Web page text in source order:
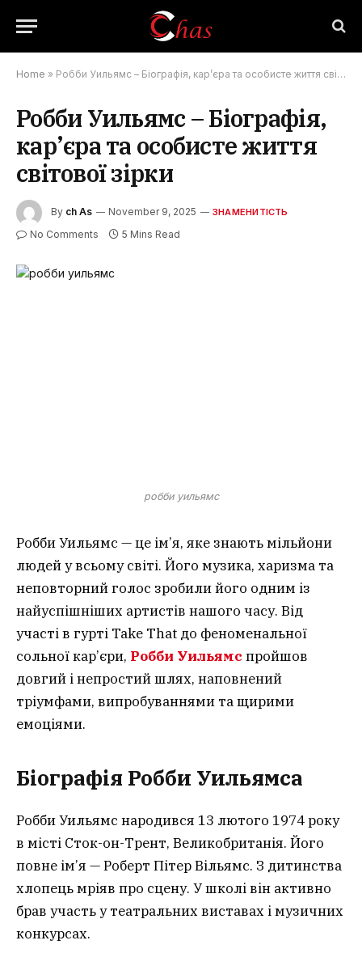
Home » Робби Уильямс – Біографія, кар’єра та особисте життя світової зірки
Робби Уильямс – Біографія,
кар’єра та особисте життя
світової зірки
By ch As November 9, 2025 ЗНАМЕНИТІСТЬ
No Comments 5 Mins Read
робби уильямс
Робби Уильямс — це ім’я, яке знають мільйони
людей у всьому світі. Його музика, харизма та
неповторний голос зробили його одним із
найуспішніших артистів нашого часу. Від
участі в гурті Take That до феноменальної
сольної кар’єри, Робби Уильямс пройшов
довгий і непростий шлях, наповнений
тріумфами, випробуваннями та щирими
емоціями.
Біографія Робби Уильямса
Робби Уильямс народився 13 лютого 1974 року
в місті Сток-он-Трент, Великобританія. Його
повне ім’я — Роберт Пітер Вільямс. З дитинства
хлопець мріяв про сцену. У школі він активно
брав участь у театральних виставах і музичних
конкурсах.